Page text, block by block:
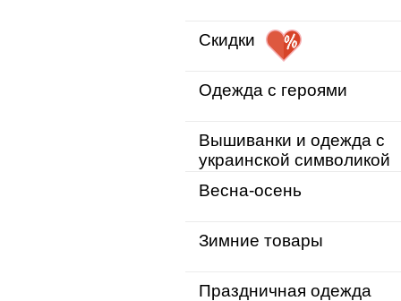
Скидки
Одежда с героями
Вышиванки и одежда с
украинской символикой
Весна-осень
Зимние товары
Праздничная одежда